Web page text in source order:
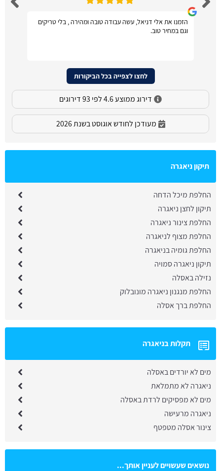
הזמנו את אלי דניאל, עשה עבודה טובה ומהירה , בלי טריקים
וגם במחיר טוב.
לחצו לצפייה בכל הביקורות
דירוג ממוצע 4.6 לפי 93 דירוגים
מעודכן לחודש אוגוסט בשנת 2026
תיקון ניאגרה
החלפת מיכל הדחה
תיקון לחצן ניאגרה
החלפת צינור ניאגרה
החלפת מצוף לניאגרה
החלפת גומיה בניאגרה
תיקון ניאגרה סמויה
נזילה באסלה
החלפת מנגנון ניאגרה מונובלוק
החלפת ברך אסלה
תקלות בניאגרה
מים לא יורדים באסלה
ניאגרה לא מתמלאת
מים לא מפסיקים לרדת באסלה
ניאגרה מרעישה
צינור אסלה מטפטף
נושאים שעשויים לעניין אותך...